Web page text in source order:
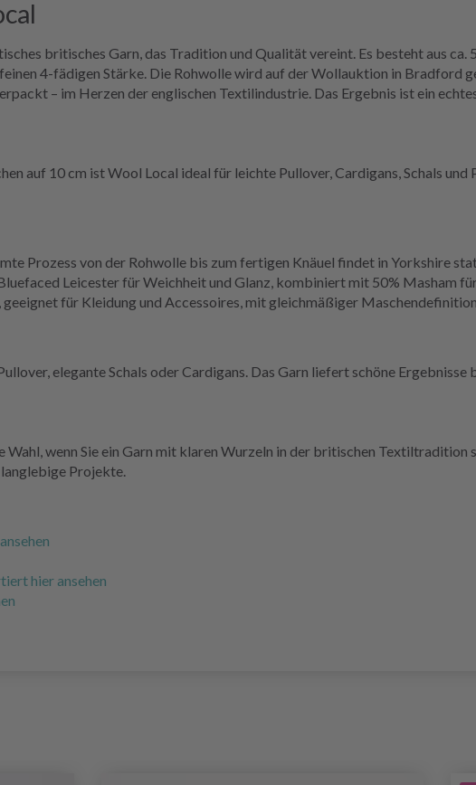
britisches Garn, das Tradition und Qualität vereint. Es besteht aus
4-fädigen Stärke. Die Rohwolle wird auf der Wollauktion in Bradford
– im Herzen der englischen Textilindustrie. Das Ergebnis ist ein
auf 10 cm ist Wool Local ideal für leichte Pullover, Cardigans, Schals
Prozess von der Rohwolle bis zum fertigen Knäuel findet in Yorkshire
Leicester für Weichheit und Glanz, kombiniert mit 50% Masham
geeignet für Kleidung und Accessoires, mit gleichmäßiger
elegante Schals oder Cardigans. Das Garn liefert schöne
wenn Sie ein Garn mit klaren Wurzeln in der britischen Textiltradition
Projekte.
hier ansehen